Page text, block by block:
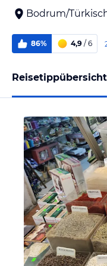
Bodrum/
86% 4,9 / 6
Reisetippübersicht